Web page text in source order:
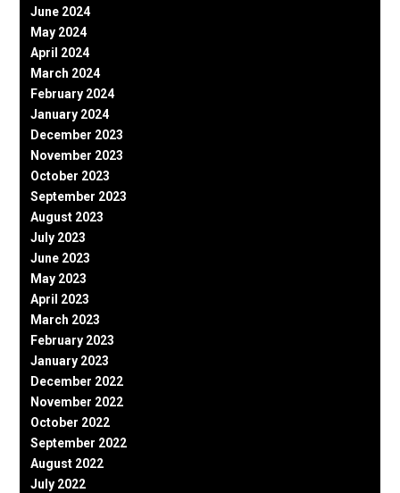
June 2024
May 2024
April 2024
March 2024
February 2024
January 2024
December 2023
November 2023
October 2023
September 2023
August 2023
July 2023
June 2023
May 2023
April 2023
March 2023
February 2023
January 2023
December 2022
November 2022
October 2022
September 2022
August 2022
July 2022